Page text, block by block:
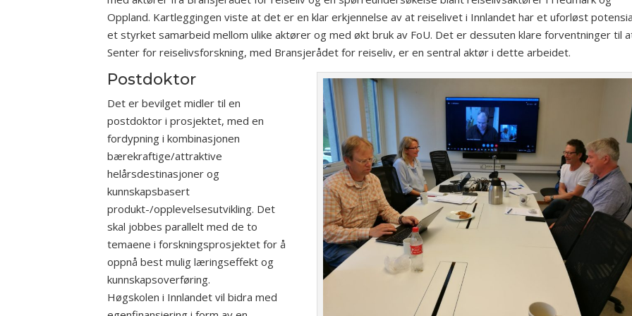
Oppland. Kartleggingen viste at det er en klar erkjennelse av at reiselivet i Innlandet har et uforløst
et styrket samarbeid mellom ulike aktører og med økt bruk av FoU. Det er dessuten klare forventninger til
Senter for reiselivsforskning, med Bransjerådet for reiseliv, er en sentral aktør i dette arbeidet.
Postdoktor
Det er bevilget midler til en
postdoktor i prosjektet, med en
fordypning i kombinasjonen
bærekraftige/attraktive
helårsdestinasjoner og
kunnskapsbasert
produkt-/opplevelsesutvikling. Det
skal jobbes parallelt med de to
temaene i forskningsprosjektet for å
oppnå best mulig læringseffekt og
kunnskapsoverføring.
Høgskolen i Innlandet vil bidra med